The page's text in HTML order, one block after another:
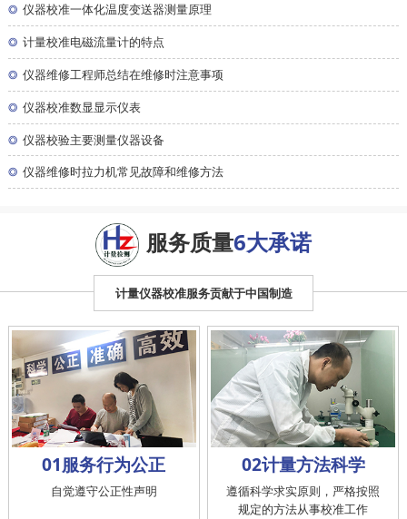
◎ 仪器校准一体化温度变送器测量原理
◎ 计量校准电磁流量计的特点
◎ 仪器维修工程师总结在维修时注意事项
◎ 仪器校准数显显示仪表
◎ 仪器校验主要测量仪器设备
◎ 仪器维修时拉力机常见故障和维修方法
服务质量6大承诺
计量仪器校准服务贡献于中国制造
01服务行为公正
自觉遵守公正性声明
02计量方法科学
遵循科学求实原则，严格按照
规定的方法从事校准工作